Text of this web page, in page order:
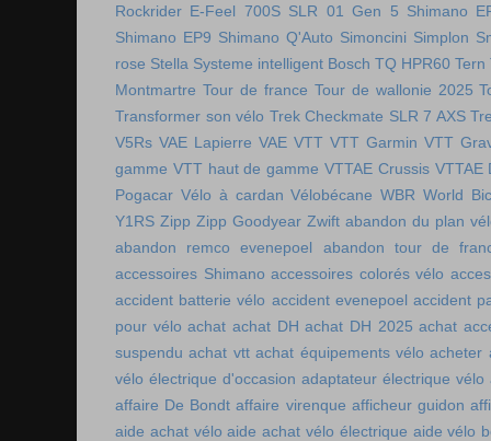
Rockrider E-Feel 700S SLR 01 Gen 5 Shimano
Shimano EP9 Shimano Q'Auto Simoncini Simplon
rose Stella Systeme intelligent Bosch TQ HPR60 Tern
Montmartre Tour de france Tour de wallonie 2025
Transformer son vélo Trek Checkmate SLR 7 AXS
V5Rs VAE Lapierre VAE VTT VTT Garmin VTT
gamme VTT haut de gamme VTTAE Crussis VTTAE
Pogacar Vélo à cardan Vélobécane WBR World
Y1RS Zipp Zipp Goodyear Zwift abandon du plan
abandon remco evenepoel
abandon tour de
accessoires Shimano accessoires colorés vélo
accident batterie vélo accident evenepoel accident
pour vélo achat achat DH achat DH 2025 achat
suspendu achat vtt achat équipements vélo acheter
vélo électrique d'occasion adaptateur électrique vélo
affaire De Bondt affaire virenque afficheur guidon
aide achat vélo aide achat vélo électrique aide vélo